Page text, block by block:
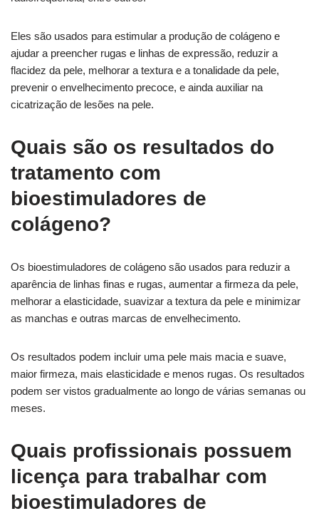
Eles são usados para estimular a produção de colágeno e
ajudar a preencher rugas e linhas de expressão, reduzir a
flacidez da pele, melhorar a textura e a tonalidade da pele,
prevenir o envelhecimento precoce, e ainda auxiliar na
cicatrização de lesões na pele.
Quais são os resultados do
tratamento com
bioestimuladores de
colágeno?
Os bioestimuladores de colágeno são usados para reduzir a
aparência de linhas finas e rugas, aumentar a firmeza da pele,
melhorar a elasticidade, suavizar a textura da pele e minimizar
as manchas e outras marcas de envelhecimento.
Os resultados podem incluir uma pele mais macia e suave,
maior firmeza, mais elasticidade e menos rugas. Os resultados
podem ser vistos gradualmente ao longo de várias semanas ou
meses.
Quais profissionais possuem
licença para trabalhar com
bioestimuladores de